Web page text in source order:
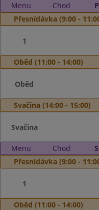
Menu Chod
Přesnídávka (9:00 -
1
Oběd (11:00 - 14:00)
Oběd
Svačina (14:00 - 15:00)
Svačina
Menu Chod
Přesnídávka (9:00 -
1
Oběd (11:00 - 14:00)